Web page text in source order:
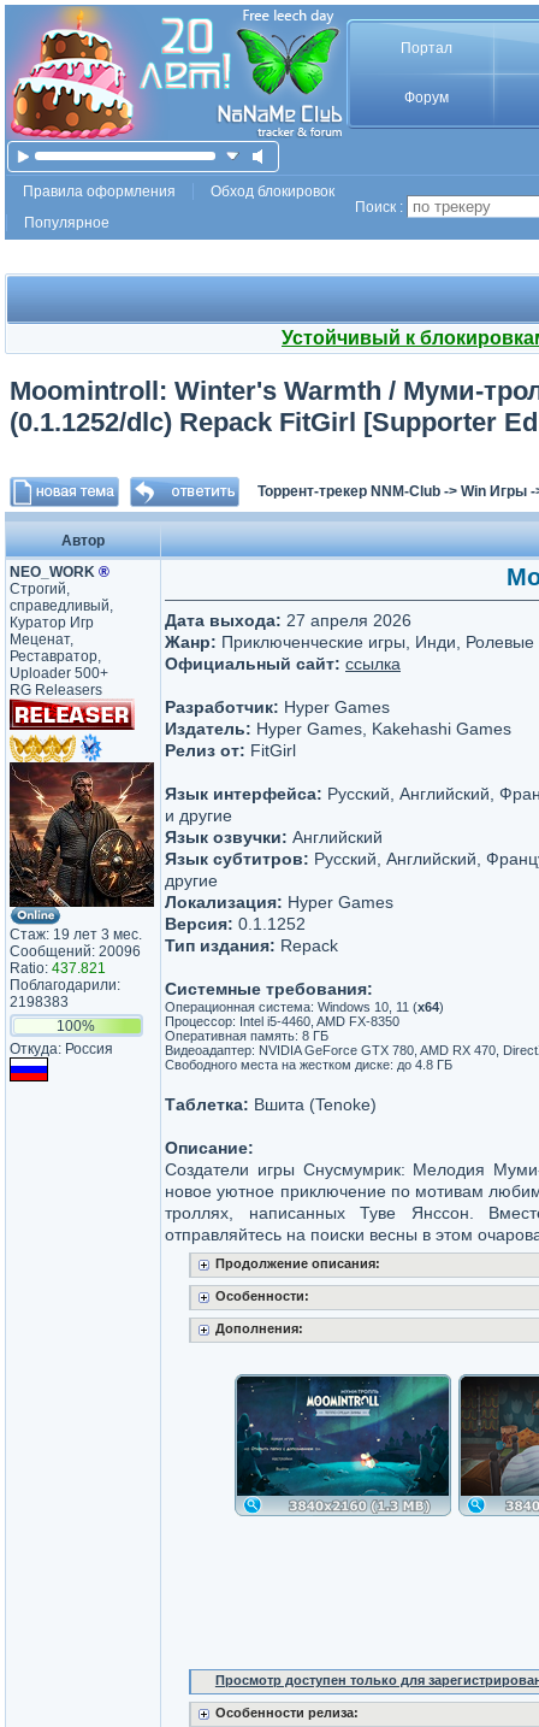
Портал
Форум
Правила оформления
Обход блокировок
Популярное
Поиск :
Устойчивый к
Moomintroll: Winter's Warmth / Муми-
(0.1.1252/dlc) Repack FitGirl [Supporter
Торрент-трекер NNM-Club -> Win Игры
Автор
NEO_WORK ®
Строгий,
справедливый,
Куратор Игр
Меценат,
Реставратор,
Uploader 500+
RG Releasers
Стаж: 19 лет 3 мес.
Сообщений: 20096
Ratio: 437.821
Поблагодарили:
2198383
100%
Откуда: Россия
Дата выхода: 27 апреля 2026
Жанр: Приключенческие игры, Инди, Ролевые
Официальный сайт: ссылка
Разработчик: Hyper Games
Издатель: Hyper Games, Kakehashi Games
Релиз от: FitGirl
Язык интерфейса: Русский, Английский,
и другие
Язык озвучки: Английский
Язык субтитров: Русский, Английский,
другие
Локализация: Hyper Games
Версия: 0.1.1252
Тип издания: Repack
Системные требования:
Операционная система: Windows 10, 11 (х64)
Процессор: Intel i5-4460, AMD FX-8350
Оперативная память: 8 ГБ
Видеоадаптер: NVIDIA GeForce GTX 780, AMD RX 470,
Свободного места на жестком диске: до 4.8 ГБ
Таблетка: Вшита (Tenoke)
Описание:
Создатели игры Снусмумрик: Мелодия
новое уютное приключение по мотивам
троллях, написанных Туве Янссон.
отправляйтесь на поиски весны в этом
Продолжение описания:
Особенности:
Дополнения:
Просмотр доступен только для
Особенности релиза: